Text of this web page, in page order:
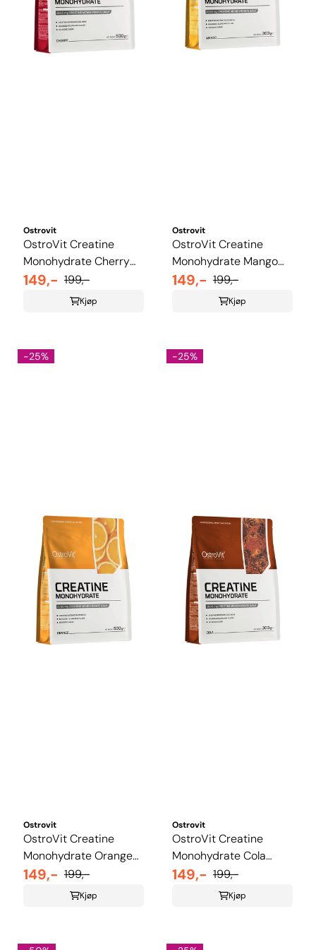
Ostrovit
OstroVit Creatine
Monohydrate Cherry
300g
149,- 199,-
Kjøp
Ostrovit
OstroVit Creatine
Monohydrate Mango
300g
149,- 199,-
Kjøp
-25%
Ostrovit
OstroVit Creatine
Monohydrate Orange
300g
149,- 199,-
Kjøp
-25%
Ostrovit
OstroVit Creatine
Monohydrate Cola
300g
149,- 199,-
Kjøp